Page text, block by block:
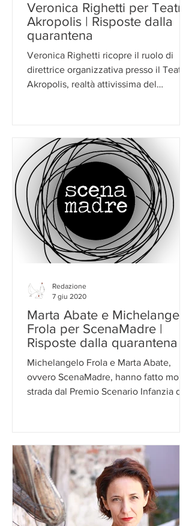
Veronica Righetti per Teatro
Akropolis | Risposte dalla
quarantena
Veronica Righetti ricopre il ruolo di
direttrice organizzativa presso il Teatro
Akropolis, realtà attivissima del
Marta Abate e Michelangelo
Frola per ScenaMadre |
Risposte dalla quarantena
Michelangelo Frola e Marta Abate,
ovvero ScenaMadre, hanno fatto molta
strada dal Premio Scenario Infanzia del
Redazione
7 giu 2020